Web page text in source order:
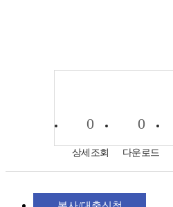
0
상세조회
0
다운로드